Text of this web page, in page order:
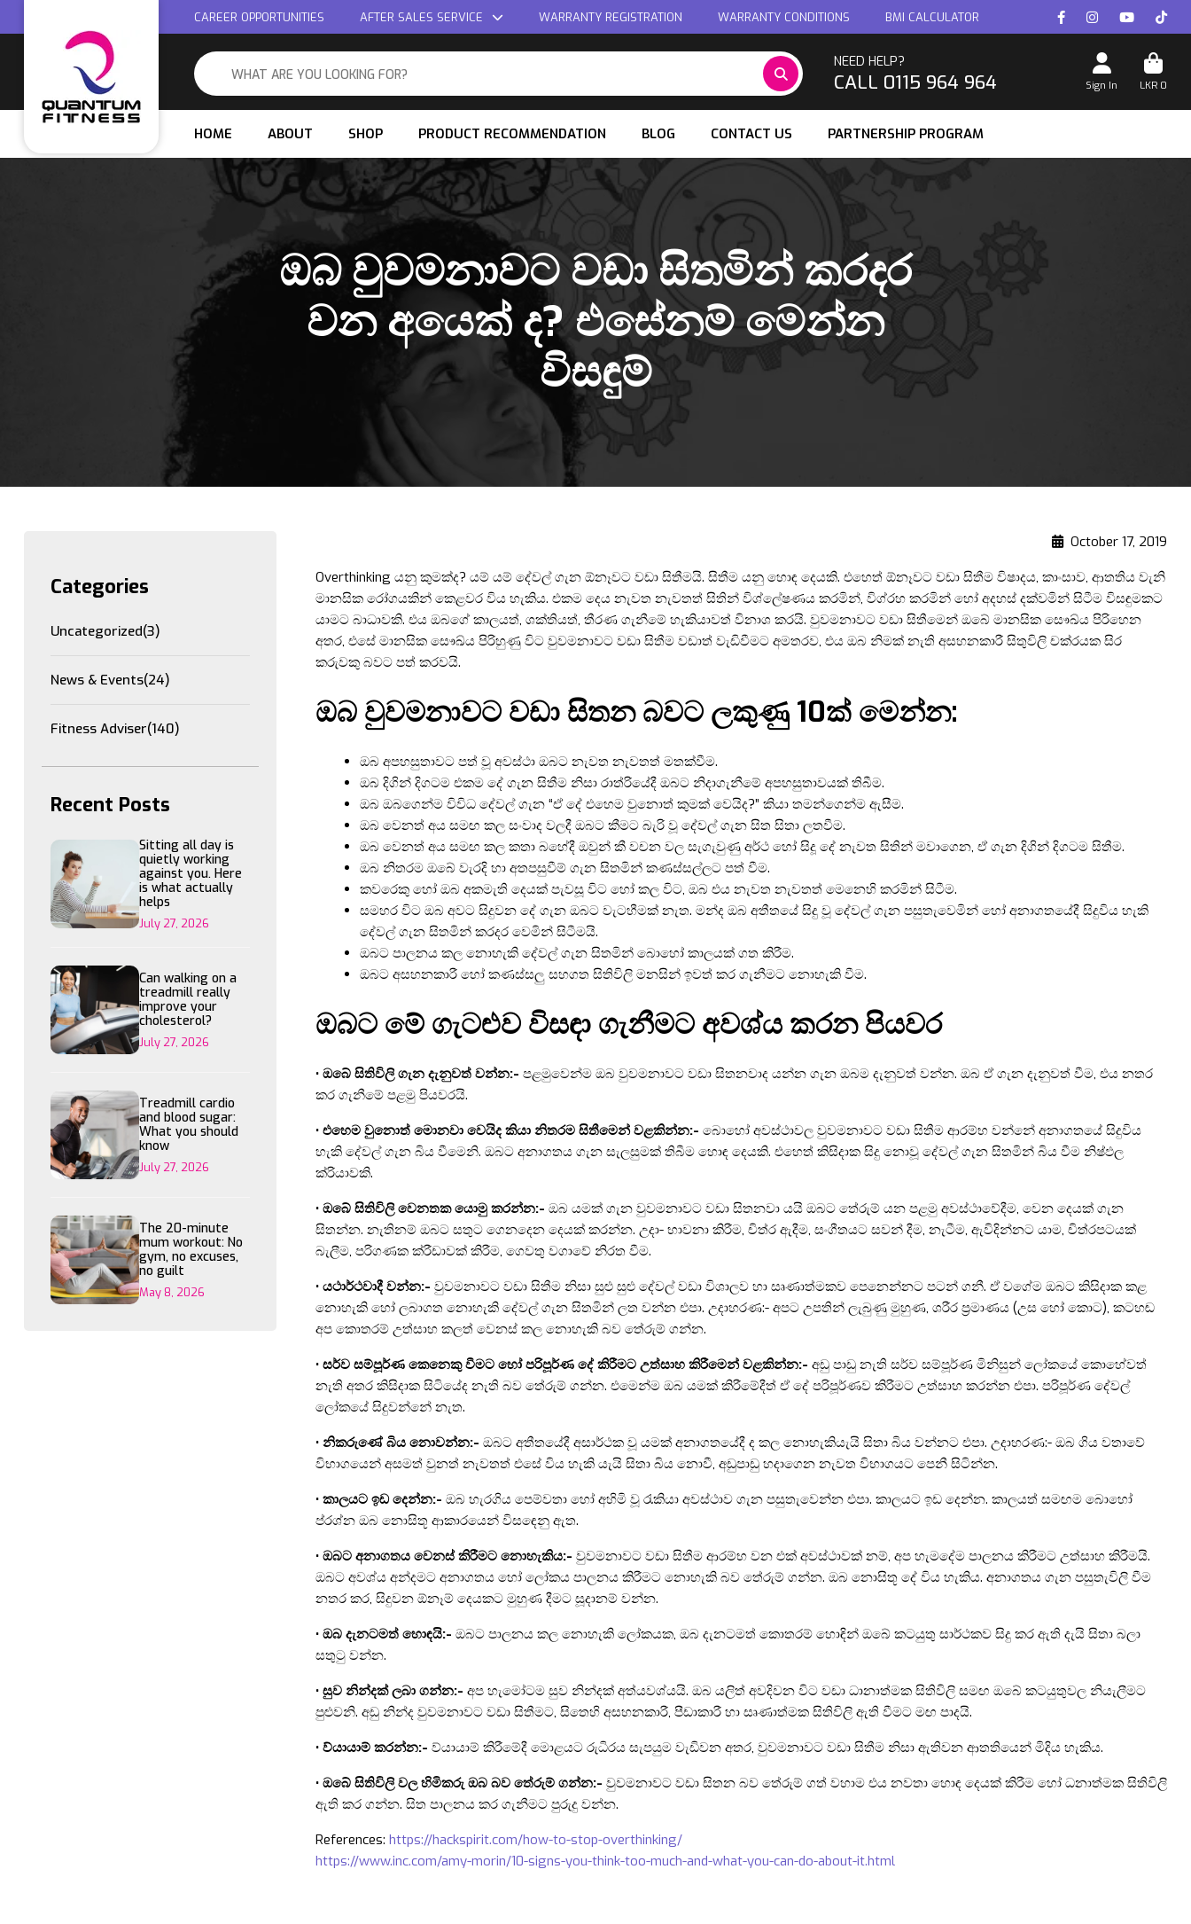
CAREER OPPORTUNITIES AFTER SALES SERVICE WARRANTY REGISTRATION WARRANTY CONDITIONS BMI CALCULATOR
NEED HELP?
CALL 0115 964 964 Sign In LKR 0
HOME ABOUT SHOP PRODUCT RECOMMENDATION BLOG CONTACT US PARTNERSHIP PROGRAM
ඔබ වුවමනාවට වඩා සිතමින් කරදර
වන අයෙක් ද? එසේනම් මෙන්න
විසඳුම්
Categories
Uncategorized(3)
News & Events(24)
Fitness Adviser(140)
Recent Posts
Sitting all day is
quietly working
against you. Here
is what actually
helps
July 27, 2026
Can walking on a
treadmill really
improve your
cholesterol?
July 27, 2026
Treadmill cardio
and blood sugar:
What you should
know
July 27, 2026
The 20-minute
mum workout: No
gym, no excuses,
no guilt
May 8, 2026
October 17, 2019
Overthinking යනු කුමක්ද? යම් යම් දේවල් ගැන ඕනෑවට වඩා සිතීමයි. සිතීම යනු හොඳ දෙයකි. එහෙත් ඕනෑවට වඩා සිතීම විෂාදය, කාංසාව, ආතතිය වැනි
මානසික රෝගයකින් කෙළවර විය හැකිය. එකම දෙය නැවත නැවතත් සිතින් විශ්ලේෂණය කරමින්, විග්රහ කරමින් හෝ අදහස් දක්වමින් සිටීම විසඳුමකට
යාමට බාධාවකි. එය ඔබගේ කාලයත්, ශක්තියත්, තීරණ ගැනීමේ හැකියාවත් විනාශ කරයි. වුවමනාවට වඩා සිතීමෙන් ඔබේ මානසික සෞඛ්ය පිරිහෙන
අතර, එසේ මානසික සෞඛ්ය පිරිහුණු විට වුවමනාවට වඩා සිතීම වඩාත් වැඩිවීමට අමතරව, එය ඔබ නිමක් නැති අසහනකාරී සිතුවිලි චක්රයක සිර
කරුවකු බවට පත් කරවයි.
ඔබ වුවමනාවට වඩා සිතන බවට ලකුණු 10ක් මෙන්න:
ඔබ අපහසුතාවට පත් වූ අවස්ථා ඔබට නැවත නැවතත් මතක්වීම.
ඔබ දිගින් දිගටම එකම දේ ගැන සිතීම නිසා රාත්රියේදී ඔබට නිදාගැනීමේ අපහසුතාවයක් තිබීම.
ඔබ ඔබගෙන්ම විවිධ දේවල් ගැන “ඒ දේ එහෙම වුනොත් කුමක් වෙයිද?” කියා තමන්ගෙන්ම ඇසීම.
ඔබ වෙනත් අය සමඟ කල සංවාද වලදී ඔබට කීමට බැරි වූ දේවල් ගැන සිත සිතා ලතවීම.
ඔබ වෙනත් අය සමඟ කල කතා බහේදී ඔවුන් කී වචන වල සැගැවුණු අර්ථ හෝ සිදූ දේ නැවත සිතින් මවාගෙන, ඒ ගැන දිගින් දිගටම සිතීම.
ඔබ නිතරම ඔබේ වැරදි හා අතපසුවීම් ගැන සිතමින් කණස්සල්ලට පත් වීම.
කවරෙකු හෝ ඔබ අකමැති දෙයක් පැවසූ විට හෝ කල විට, ඔබ එය නැවත නැවතත් මෙනෙහි කරමින් සිටීම.
සමහර විට ඔබ අවට සිදුවන දේ ගැන ඔබට වැටහීමක් නැත. මන්ද ඔබ අතීතයේ සිදු වූ දේවල් ගැන පසුතැවෙමින් හෝ අනාගතයේදී සිදුවිය හැකි
දේවල් ගැන සිතමින් කරදර වෙමින් සිටීමයි.
ඔබට පාලනය කල නොහැකි දේවල් ගැන සිතමින් බොහෝ කාලයක් ගත කිරීම.
ඔබට අසහනකාරී හෝ කණස්සලු සහගත සිතිවිලි මනසින් ඉවත් කර ගැනීමට නොහැකි වීම.
ඔබට මේ ගැටළුව විසඳා ගැනීමට අවශ්ය කරන පියවර
• ඔබේ සිතිවිලි ගැන දැනුවත් වන්න:- පළමුවෙන්ම ඔබ වුවමනාවට වඩා සිතනවාද යන්න ගැන ඔබම දැනුවත් වන්න. ඔබ ඒ ගැන දැනුවත් වීම, එය නතර
කර ගැනීමේ පළමු පියවරයි.
• එහෙම වුනොත් මොනවා වෙයිද කියා නිතරම සිතීමෙන් වළකින්න:- බොහෝ අවස්ථාවල වුවමනාවට වඩා සිතීම ආරම්භ වන්නේ අනාගතයේ සිදුවිය
හැකි දේවල් ගැන බිය වීමෙනි. ඔබට අනාගතය ගැන සැලසුමක් තිබීම හොඳ දෙයකි. එහෙත් කිසිදාක සිදු නොවූ දේවල් ගැන සිතමින් බිය වීම නිෂ්ඵල
ක්රියාවකි.
• ඔබේ සිතිවිලි වෙනතක යොමු කරන්න:- ඔබ යමක් ගැන වුවමනාවට වඩා සිතනවා යයි ඔබට තේරුම් යන පළමු අවස්ථාවේදීම, වෙන දෙයක් ගැන
සිතන්න. නැතිනම් ඔබට සතුට ගෙනදෙන දෙයක් කරන්න. උදා- භාවනා කිරීම, චිත්ර ඇදීම, සංගීතයට සවන් දීම, නැටීම, ඇවිදින්නට යාම, චිත්රපටයක්
බැලීම, පරිගණක ක්රීඩාවක් කිරීම, ගෙවතු වගාවේ නිරත වීම.
• යථාර්ථවාදී වන්න:- වුවමනාවට වඩා සිතීම නිසා සුළු සුළු දේවල් වඩා විශාලව හා සෘණාත්මකව පෙනෙන්නට පටන් ගනී. ඒ වගේම ඔබට කිසිදාක කළ
නොහැකි හෝ ලබාගත නොහැකි දේවල් ගැන සිතමින් ලත වන්න එපා. උදාහරණ:- අපට උපතින් ලැබුණු මුහුණ, ශරීර ප්‍රමාණය (උස හෝ කොට), කටහඬ
අප කොතරම් උත්සාහ කලත් වෙනස් කල නොහැකි බව තේරුම් ගන්න.
• සර්ව සම්පූර්ණ කෙනෙකු වීමට හෝ පරිපූර්ණ දේ කිරීමට උත්සාහ කිරීමෙන් වළකින්න:- අඩු පාඩු නැති සර්ව සම්පූර්ණ මිනිසුන් ලෝකයේ කොහේවත්
නැති අතර කිසිදාක සිටියේද නැති බව තේරුම් ගන්න. එමෙන්ම ඔබ යමක් කිරීමේදීත් ඒ දේ පරිපූර්ණව කිරීමට උත්සාහ කරන්න එපා. පරිපූර්ණ දේවල්
ලෝකයේ සිදුවන්නේ නැත.
• නිකරුණේ බිය නොවන්න:- ඔබට අතීතයේදී අසාර්ථක වූ යමක් අනාගතයේදී ද කල නොහැකියැයි සිතා බිය වන්නට එපා. උදාහරණ:- ඔබ ගිය වතාවේ
විභාගයෙන් අසමත් වුනත් නැවතත් එසේ විය හැකි යැයි සිතා බිය නොවී, අඩුපාඩු හදාගෙන නැවත විභාගයට පෙනී සිටින්න.
• කාලයට ඉඩ දෙන්න:- ඔබ හැරගිය පෙම්වතා හෝ අහිමි වූ රැකියා අවස්ථාව ගැන පසුතැවෙන්න එපා. කාලයට ඉඩ දෙන්න. කාලයත් සමඟම බොහෝ
ප්රශ්න ඔබ නොසිතූ ආකාරයෙන් විසඳෙනු ඇත.
• ඔබට අනාගතය වෙනස් කිරීමට නොහැකිය:- වුවමනාවට වඩා සිතීම ආරම්භ වන එක් අවස්ථාවක් නම්, අප හැමදේම පාලනය කිරීමට උත්සාහ කිරීමයි.
ඔබට අවශ්ය අන්දමට අනාගතය හෝ ලෝකය පාලනය කිරීමට නොහැකි බව තේරුම් ගන්න. ඔබ නොසිතූ දේ විය හැකිය. අනාගතය ගැන පසුතැවිලි වීම
නතර කර, සිදුවන ඕනෑම් දෙයකට මුහුණ දීමට සූදානම් වන්න.
• ඔබ දැනටමත් හොඳයි:- ඔබට පාලනය කල නොහැකි ලෝකයක, ඔබ දැනටමත් කොතරම් හොඳින් ඔබේ කටයුතු සාර්ථකව සිදු කර ඇති දැයි සිතා බලා
සතුටු වන්න.
• සුව නින්දක් ලබා ගන්න:- අප හැමෝටම සුව නින්දක් අත්යවශ්යයි. ඔබ යලිත් අවදිවන විට වඩා ධානාත්මක සිතිවිලි සමඟ ඔබේ කටයුතුවල නියැලීමට
පුළුවනි. අඩු නින්ද වුවමනාවට වඩා සිතීමට, සිතෙහි අසහනකාරී, පීඩාකාරී හා සෘණාත්මක සිතිවිලි ඇති වීමට මඟ පාදයි.
• ව්යායාම් කරන්න:- ව්යායාම් කිරීමේදී මොළයට රුධිරය සැපයුම වැඩිවන අතර, වුවමනාවට වඩා සිතීම නිසා ඇතිවන ආතතියෙන් මිදිය හැකිය.
• ඔබේ සිතිවිලි වල හිමිකරු ඔබ බව තේරුම් ගන්න:- වුවමනාවට වඩා සිතන බව තේරුම් ගත් වහාම එය නවතා හොඳ දෙයක් කිරීම හෝ ධනාත්මක සිතිවිලි
ඇති කර ගන්න. සිත පාලනය කර ගැනීමට පුරුදු වන්න.
References: https://hackspirit.com/how-to-stop-overthinking/
https://www.inc.com/amy-morin/10-signs-you-think-too-much-and-what-you-can-do-about-it.html